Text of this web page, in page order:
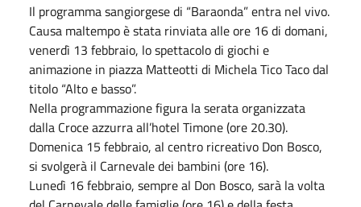
Il programma sangiorgese di “Baraonda” entra nel vivo.
Causa maltempo è stata rinviata alle ore 16 di domani,
venerdì 13 febbraio, lo spettacolo di giochi e
animazione in piazza Matteotti di Michela Tico Taco dal
titolo “Alto e basso”.
Nella programmazione figura la serata organizzata
dalla Croce azzurra all’hotel Timone (ore 20.30).
Domenica 15 febbraio, al centro ricreativo Don Bosco,
si svolgerà il Carnevale dei bambini (ore 16).
Lunedì 16 febbraio, sempre al Don Bosco, sarà la volta